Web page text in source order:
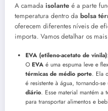
A camada isolante é a parte
temperatura dentro da bolsa
oferecem diferentes níveis de
importa. Vamos detalhar os
EVA (etileno-acetato de vinila):
O EVA é uma espuma leve e
térmicas de médio porte. Ela
é resistente à água, tornando-
diário. Esse material mantém
para transportar alimentos e